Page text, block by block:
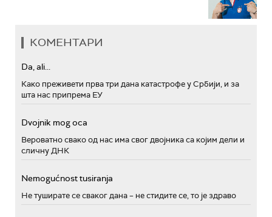
КОМЕНТАРИ
Da, ali...
Како преживети прва три дана катастрофе у Србији, и за
шта нас припрема ЕУ
Dvojnik mog oca
Вероватно свако од нас има свог двојника са којим дели и
сличну ДНК
Nemogućnost tusiranja
Не туширате се сваког дана – не стидите се, то је здраво